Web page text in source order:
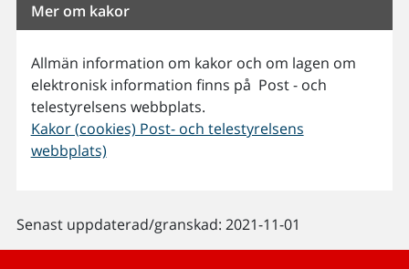
Mer om kakor
Allmän information om kakor och om lagen om
elektronisk information finns på Post - och
telestyrelsens webbplats.
Kakor (cookies) Post- och telestyrelsens
webbplats)
Senast uppdaterad/granskad: 2021-11-01